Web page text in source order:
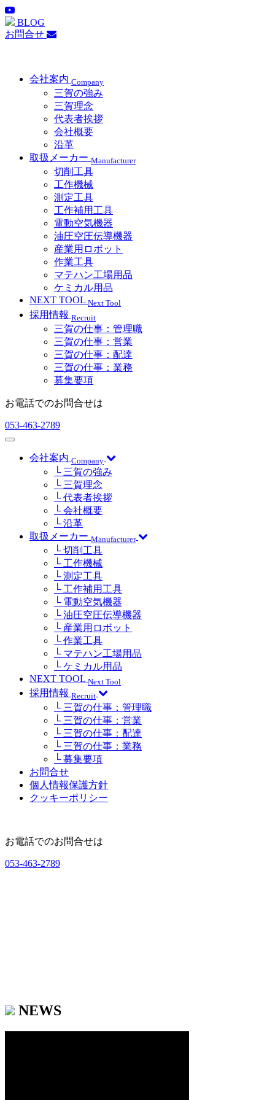
BLOG
お問合せ
会社案内 Company
三賀の強み
三賀理念
代表者挨拶
会社概要
沿革
取扱メーカー Manufacturer
切削工具
工作機械
測定工具
工作補用工具
電動空気機器
油圧空圧伝導機器
産業用ロボット
作業工具
マテハン工場用品
ケミカル用品
NEXT TOOL Next Tool
採用情報 Recruit
三賀の仕事：管理職
三賀の仕事：営業
三賀の仕事：配達
三賀の仕事：業務
募集要項
お電話でのお問合せは
053-463-2789
会社案内 Company
└ 三賀の強み
└ 三賀理念
└ 代表者挨拶
└ 会社概要
└ 沿革
取扱メーカー Manufacturer
└ 切削工具
└ 工作機械
└ 測定工具
└ 工作補用工具
└ 電動空気機器
└ 油圧空圧伝導機器
└ 産業用ロボット
└ 作業工具
└ マテハン工場用品
└ ケミカル用品
NEXT TOOL Next Tool
採用情報 Recruit
└ 三賀の仕事：管理職
└ 三賀の仕事：営業
└ 三賀の仕事：配達
└ 三賀の仕事：業務
└ 募集要項
お問合せ
個人情報保護方針
クッキーポリシー
お電話でのお問合せは
053-463-2789
NEWS